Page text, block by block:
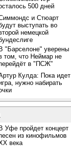
500 дней
и Стюарт
выступать во
немецкой
В "Барселоне" уверены
том, что Неймар не
в "ПСЖ"
Кулда: Пока идет
нужно набирать
В Уфе пройдет концерт
из кинофильмов
века